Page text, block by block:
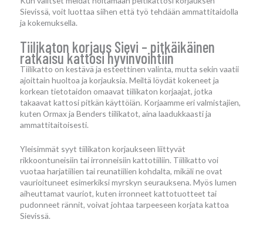
Sievissä, voit luottaa siihen että työ tehdään ammattitaidolla
ja kokemuksella.
Tiilikaton korjaus Sievi – pitkäikäinen
ratkaisu kattosi hyvinvointiin
Tiilikatto on kestävä ja esteettinen valinta, mutta sekin vaatii
ajoittain huoltoa ja korjauksia. Meiltä löydät kokeneet ja
korkean tietotaidon omaavat tiilikaton korjaajat, jotka
takaavat kattosi pitkän käyttöiän. Korjaamme eri valmistajien,
kuten Ormax ja Benders tiilikatot, aina laadukkaasti ja
ammattitaitoisesti.
Yleisimmät syyt tiilikaton korjaukseen liittyvät
rikkoontuneisiin tai irronneisiin kattotiiliin. Tiilikatto voi
vuotaa harjatiilien tai reunatiilien kohdalta, mikäli ne ovat
vaurioituneet esimerkiksi myrskyn seurauksena. Myös lumen
aiheuttamat vauriot, kuten irronneet kattotuotteet tai
pudonneet rännit, voivat johtaa tarpeeseen korjata kattoa
Sievissä.